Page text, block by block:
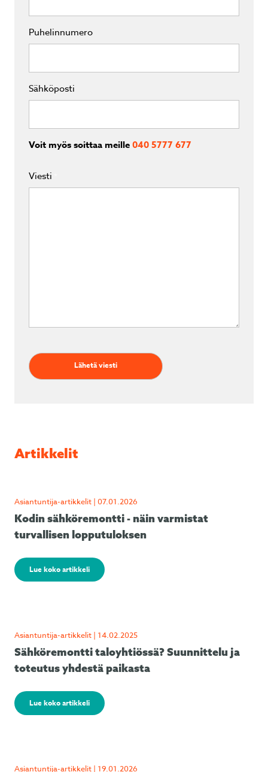
Puhelinnumero
Sähköposti
Voit myös soittaa meille040 5777 677
Viesti
Artikkelit
Asiantuntija-artikkelit | 07.01.2026
Kodin sähköremontti - näin varmistat
turvallisen lopputuloksen
Lue koko artikkeli
Asiantuntija-artikkelit | 14.02.2025
Sähköremontti taloyhtiössä? Suunnittelu ja
toteutus yhdestä paikasta
Lue koko artikkeli
Asiantuntija-artikkelit | 19.01.2026